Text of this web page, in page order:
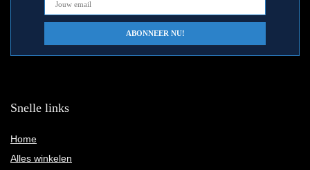
Snelle links
Home
Alles winkelen